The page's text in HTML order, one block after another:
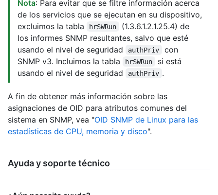
Nota: Para evitar que se filtre información acerca
de los servicios que se ejecutan en su dispositivo,
excluimos la tabla
hrSWRun
(1.3.6.1.2.1.25.4) de
los informes SNMP resultantes, salvo que esté
usando el nivel de seguridad
authPriv
con
SNMP v3. Incluimos la tabla
hrSWRun
si está
usando el nivel de seguridad
authPriv .
A fin de obtener más información sobre las
asignaciones de OID para atributos comunes del
sistema en SNMP, vea "OID SNMP de Linux para las
estadísticas de CPU, memoria y disco".
Ayuda y soporte técnico